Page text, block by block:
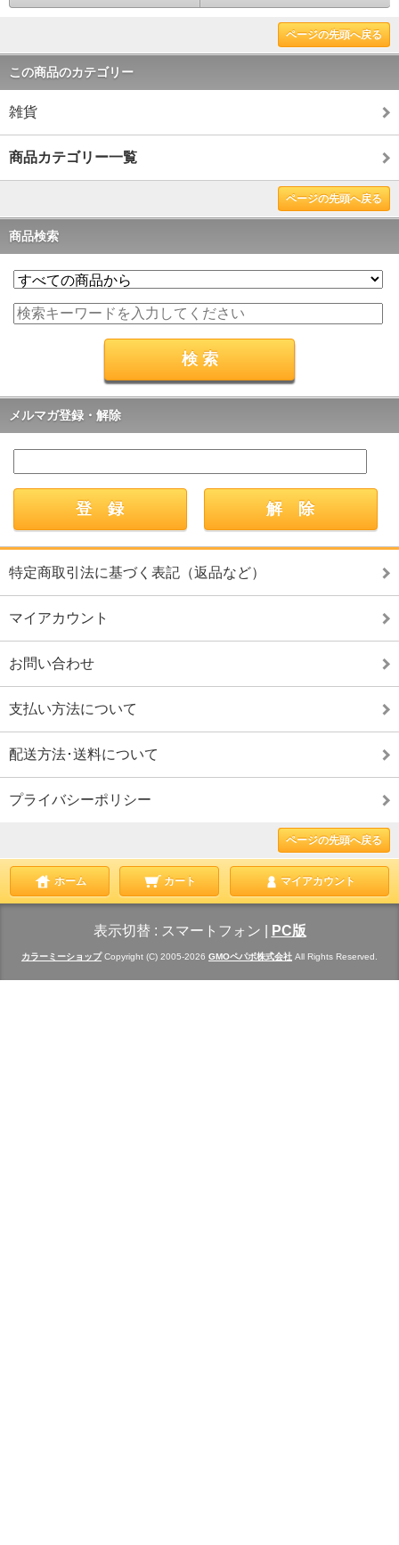
ページの先頭へ戻る
この商品のカテゴリー
雑貨
商品カテゴリー一覧
ページの先頭へ戻る
商品検索
メルマガ登録・解除
特定商取引法に基づく表記（返品など）
マイアカウント
お問い合わせ
支払い方法について
配送方法･送料について
プライバシーポリシー
ページの先頭へ戻る
ホーム カート マイアカウント
表示切替 : スマートフォン PC版
カラーミーショップCopyright (C) 2005-2026 GMOペパボ株式会社 All Rights Reserved.